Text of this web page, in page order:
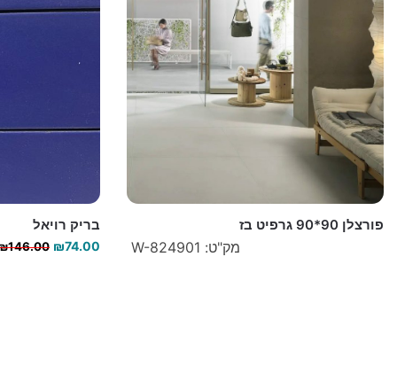
פורצלן 90*90 גרפיט בז
מק"ט: W-824901
בריק רויאל
146.00 ₪74.00